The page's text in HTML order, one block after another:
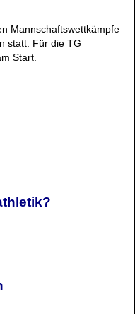
Mannschaftswettkämpfe
statt. Für die TG
Start.